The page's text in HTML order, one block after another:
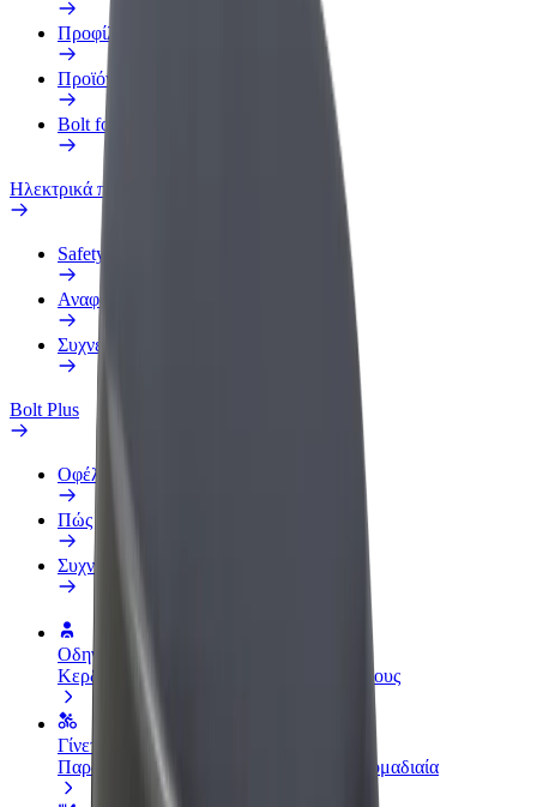
Προφίλ Εργασίας
Προϊόντα
Bolt food για επιχειρήσεις
Ηλεκτρικά ποδήλατα
Safety Lab
Αναφορά προβλήματος
Συχνές Ερωτήσεις
Bolt Plus
Οφέλη
Πώς να συμμετάσχετε
Συχνές Ερωτήσεις
Οδηγήστε
Κερδίστε χρήματα με τους δικούς σας όρους
Γίνετε courier
Παραδώστε φαγητό και πληρώνεστε εβδομαδιαία